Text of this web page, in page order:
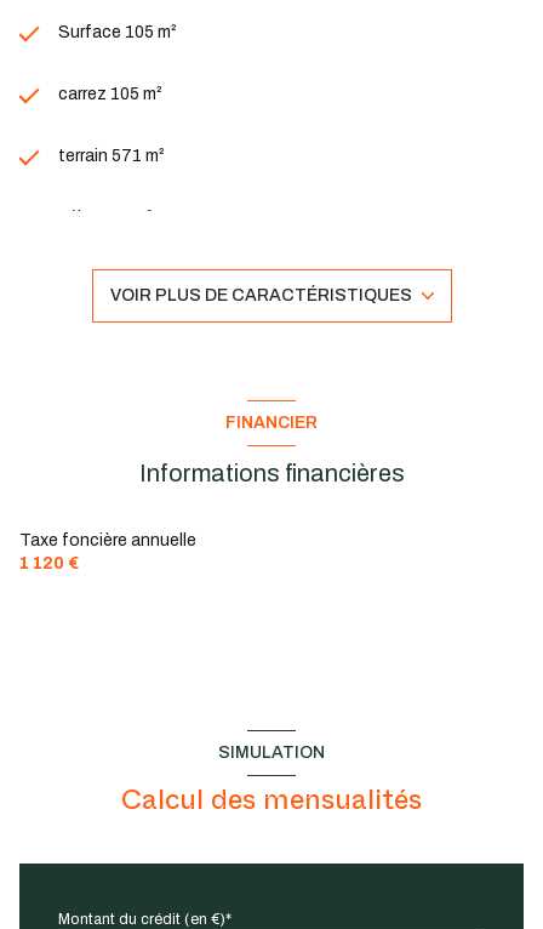
Surface 105 m²
carrez 105 m²
terrain 571 m²
séjour 28 m²
cuisine séparée (semi-équipée)
VOIR PLUS DE CARACTÉRISTIQUES
FINANCIER
Informations financières
Taxe foncière annuelle
1 120 €
SIMULATION
Calcul des mensualités
Montant du crédit (en €)*